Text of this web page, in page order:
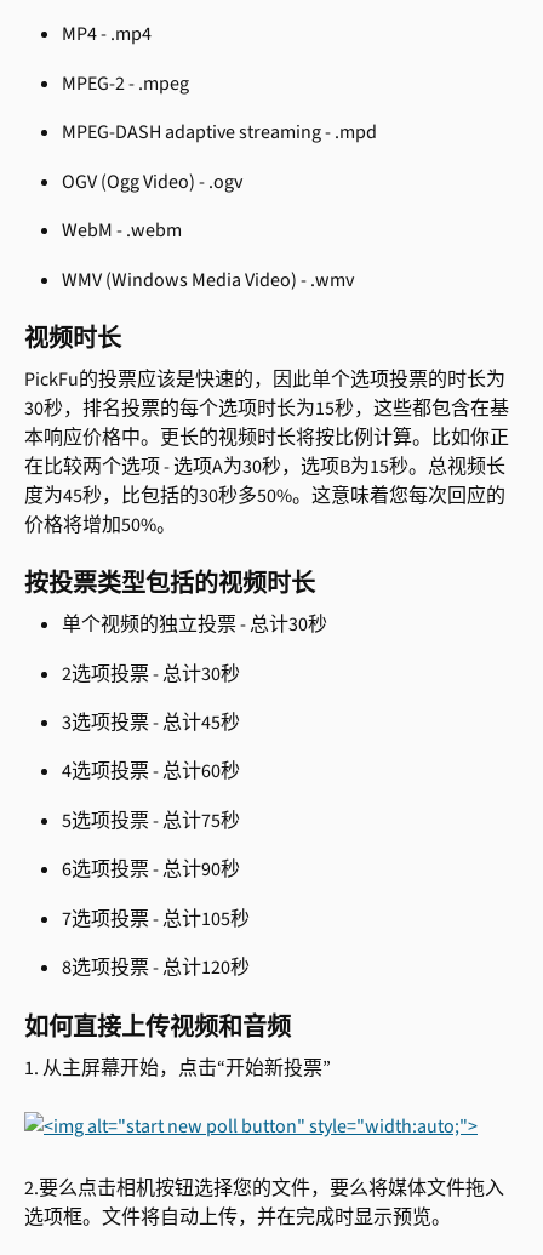
MP4 - .mp4
MPEG-2 - .mpeg
MPEG-DASH adaptive streaming - .mpd
OGV (Ogg Video) - .ogv
WebM - .webm
WMV (Windows Media Video) - .wmv
视频时长
PickFu的投票应该是快速的，因此单个选项投票的时长为
30秒，排名投票的每个选项时长为15秒，这些都包含在基
本响应价格中。更长的视频时长将按比例计算。比如你正
在比较两个选项 - 选项A为30秒，选项B为15秒。总视频长
度为45秒，比包括的30秒多50%。这意味着您每次回应的
价格将增加50%。
按投票类型包括的视频时长
单个视频的独立投票 - 总计30秒
2选项投票 - 总计30秒
3选项投票 - 总计45秒
4选项投票 - 总计60秒
5选项投票 - 总计75秒
6选项投票 - 总计90秒
7选项投票 - 总计105秒
8选项投票 - 总计120秒
如何直接上传视频和音频
1. 从主屏幕开始，点击“开始新投票”
2.要么点击相机按钮选择您的文件，要么将媒体文件拖入
选项框。文件将自动上传，并在完成时显示预览。